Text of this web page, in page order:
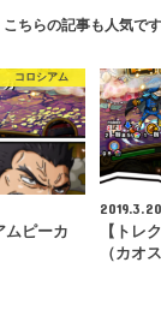
こちらの記事も人気です
コロシアム
ムピーカ
2019.3.20
【トレ
（カオ